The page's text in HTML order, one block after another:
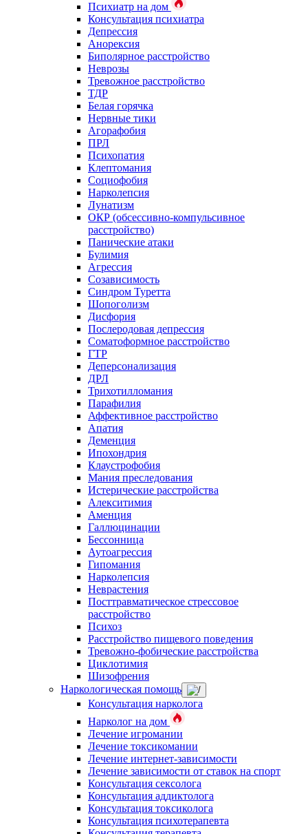
Психиатр на дом
Консультация психиатра
Депрессия
Анорексия
Биполярное расстройство
Неврозы
Тревожное расстройство
ТДР
Белая горячка
Нервные тики
Агорафобия
ПРЛ
Психопатия
Клептомания
Социофобия
Нарколепсия
Лунатизм
ОКР (обсессивно-компульсивное
расстройство)
Панические атаки
Булимия
Агрессия
Созависимость
Синдром Туретта
Шопоголизм
Дисфория
Послеродовая депрессия
Соматоформное расстройство
ГТР
Деперсонализация
ДРЛ
Трихотилломания
Парафилия
Аффективное расстройство
Апатия
Деменция
Ипохондрия
Клаустрофобия
Мания преследования
Истерические расстройства
Алекситимия
Аменция
Галлюцинации
Бессонница
Аутоагрессия
Гипомания
Нарколепсия
Неврастения
Посттравматическое стрессовое
расстройство
Психоз
Расстройство пищевого поведения
Тревожно-фобические расстройства
Циклотимия
Шизофрения
Наркологическая помощь
Консультация нарколога
Нарколог на дом
Лечение игромании
Лечение токсикомании
Лечение интернет-зависимости
Лечение зависимости от ставок на спорт
Консультация сексолога
Консультация аддиктолога
Консультация токсиколога
Консультация психотерапевта